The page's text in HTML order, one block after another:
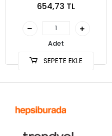
654,73 TL
Adet
SEPETE EKLE